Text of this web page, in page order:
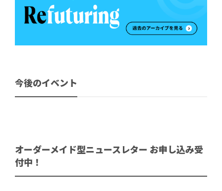
今後のイベント
オーダーメイド型ニュースレター お申し込み受
付中！